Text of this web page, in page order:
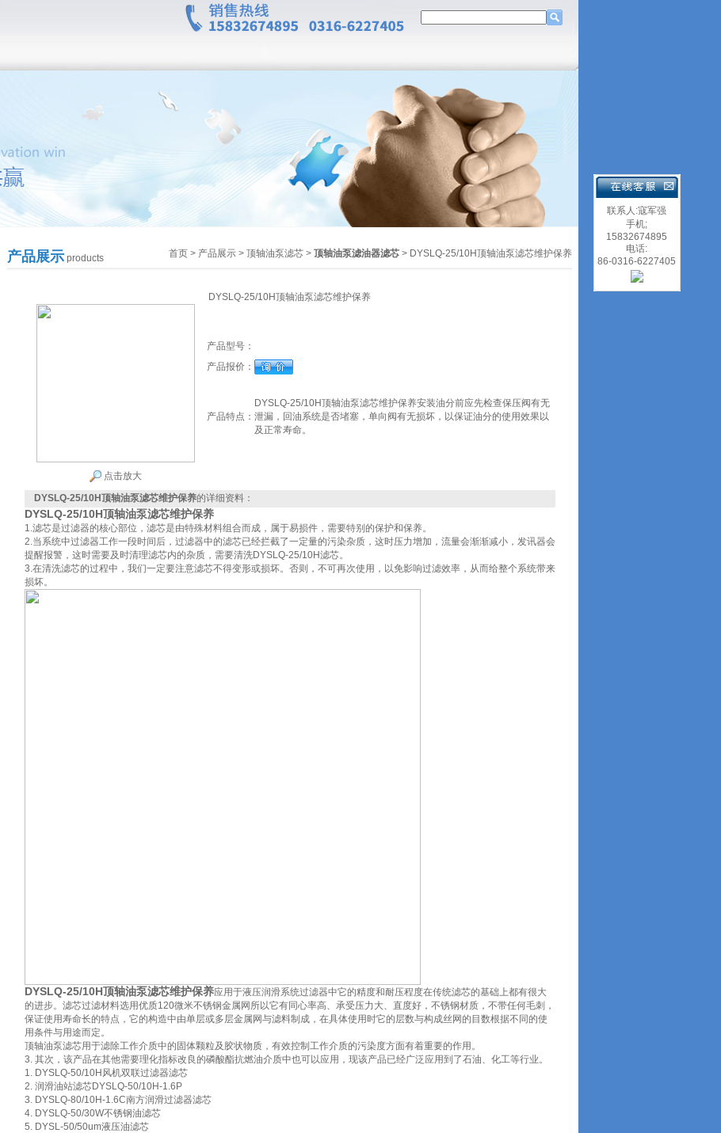
产品展示 products 首页 > 产品展示 > 顶轴油泵滤芯 > 顶轴油泵滤油器滤芯 > DYSLQ-25/10H顶轴油泵滤芯维护保养
DYSLQ-25/10H顶轴油泵滤芯维护保养
点击放大
产品型号：
产品报价：
产品特点：
DYSLQ-25/10H顶轴油泵滤芯维护保养安装油分前应先检查保压阀有无
泄漏，回油系统是否堵塞，单向阀有无损坏，以保证油分的使用效果以
及正常寿命。
DYSLQ-25/10H顶轴油泵滤芯维护保养的详细资料：
DYSLQ-25/10H顶轴油泵滤芯维护保养
1.滤芯是过滤器的核心部位，滤芯是由特殊材料组合而成，属于易损件，需要特别的保护和保养。
2.当系统中过滤器工作一段时间后，过滤器中的滤芯已经拦截了一定量的污染杂质，这时压力增加，流量会渐渐减小，发讯器会
提醒报警，这时需要及时清理滤芯内的杂质，需要清洗DYSLQ-25/10H滤芯。
3.在清洗滤芯的过程中，我们一定要注意滤芯不得变形或损坏。否则，不可再次使用，以免影响过滤效率，从而给整个系统带来
损坏。
DYSLQ-25/10H顶轴油泵滤芯维护保养应用于液压润滑系统过滤器中它的精度和耐压程度在传统滤芯的基础上都有很大
的进步。滤芯过滤材料选用优质120微米不锈钢金属网所以它有同心率高、承受压力大、直度好，不锈钢材质，不带任何毛刺，
保证使用寿命长的特点，它的构造中由单层或多层金属网与滤料制成，在具体使用时它的层数与构成丝网的目数根据不同的使
用条件与用途而定。
顶轴油泵滤芯用于滤除工作介质中的固体颗粒及胶状物质，有效控制工作介质的污染度方面有着重要的作用。
3. 其次，该产品在其他需要理化指标改良的磷酸酯抗燃油介质中也可以应用，现该产品已经广泛应用到了石油、化工等行业。
1. DYSLQ-50/10H风机双联过滤器滤芯
2. 润滑油站滤芯DYSLQ-50/10H-1.6P
3. DYSLQ-80/10H-1.6C南方润滑过滤器滤芯
4. DYSLQ-50/30W不锈钢油滤芯
5. DYSL-50/50um液压油滤芯
联系人:寇军强
手机;
15832674895
电话:
86-0316-6227405